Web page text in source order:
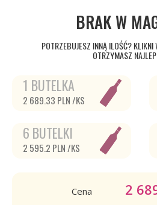
BRAK W
POTRZEBUJESZ INNĄ ILOŚĆ?
OTRZYMASZ
1 BUTELKA
2 689.33 PLN /KS
6 BUTELKI
2 595.2 PLN /KS
Cena 2